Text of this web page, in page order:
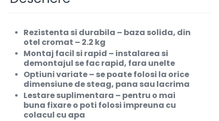
Rezistenta si durabila – baza solida, din
otel cromat – 2.2 kg
Montaj facil si rapid – instalarea si
demontajul se fac rapid, fara unelte
Optiuni variate– se poate folosi la orice
dimensiune de steag, pana sau lacrima
Lestare suplimentara – pentru o mai
buna fixare o poti folosi impreuna cu
colacul cu apa